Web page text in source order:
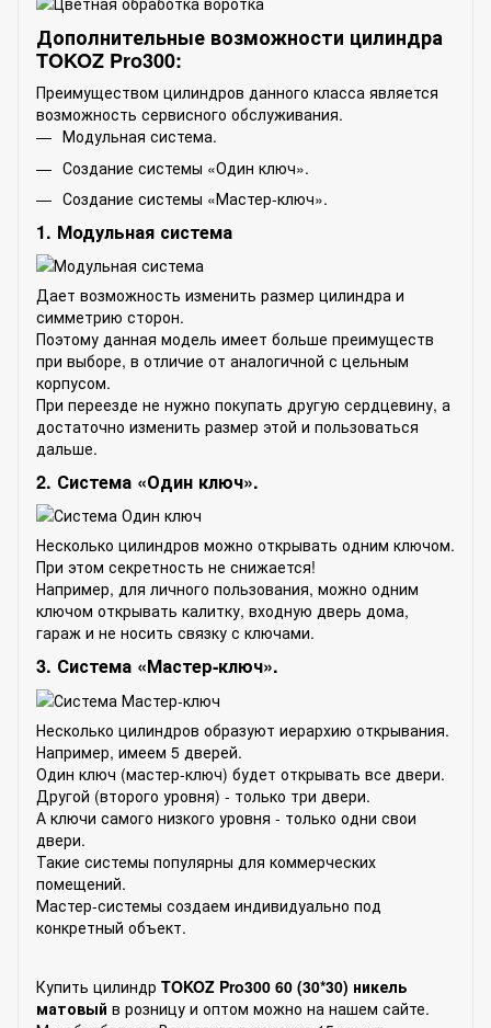
Дополнительные возможности цилиндра
TOKOZ Pro300:
Преимуществом цилиндров данного класса является
возможность сервисного обслуживания.
Модульная система.
Создание системы «Один ключ».
Создание системы «Мастер-ключ».
1. Модульная система
Дает возможность изменить размер цилиндра и
симметрию сторон.
Поэтому данная модель имеет больше преимуществ
при выборе, в отличие от аналогичной с цельным
корпусом.
При переезде не нужно покупать другую сердцевину, а
достаточно изменить размер этой и пользоваться
дальше.
2. Система «Один ключ».
Несколько цилиндров можно открывать одним ключом.
При этом секретность не снижается!
Например, для личного пользования, можно одним
ключом открывать калитку, входную дверь дома,
гараж и не носить связку с ключами.
3. Система «Мастер-ключ».
Несколько цилиндров образуют иерархию открывания.
Например, имеем 5 дверей.
Один ключ (мастер-ключ) будет открывать все двери.
Другой (второго уровня) - только три двери.
А ключи самого низкого уровня - только одни свои
двери.
Такие системы популярны для коммерческих
помещений.
Мастер-системы создаем индивидуально под
конкретный объект.
Купить цилиндр TOKOZ Pro300 60 (30*30) никель
матовый в розницу и оптом можно на нашем сайте.